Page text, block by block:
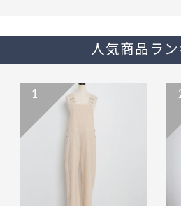
人気商品ラ
1